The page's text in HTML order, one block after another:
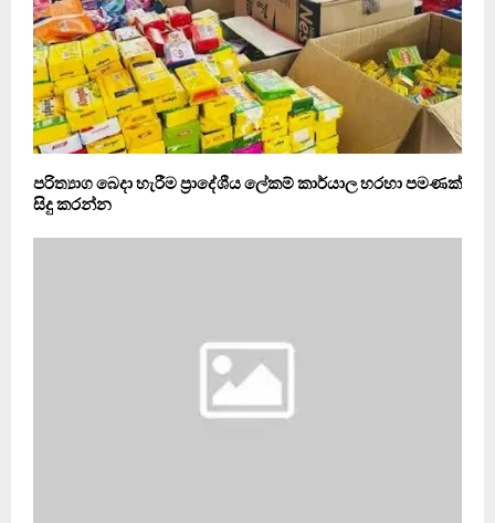
පරිත්‍යාග බෙදා හැරීම ප්‍රාදේශීය ලේකම් කාර්යාල හරහා පමණක්
සිදු කරන්න